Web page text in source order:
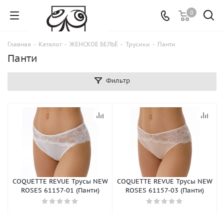
0
Главная - Каталог - ЖЕНСКОЕ БЕЛЬЁ - Трусики - Панти
Панти
Фильтр
COQUETTE REVUE Трусы NEW
ROSES 61157-01 (Панти)
COQUETTE REVUE Трусы NEW
ROSES 61157-03 (Панти)